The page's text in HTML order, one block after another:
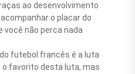
ao desenvolvimento
o placar do
você não perca nada
futebol francês é a luta
o favorito desta luta, mas